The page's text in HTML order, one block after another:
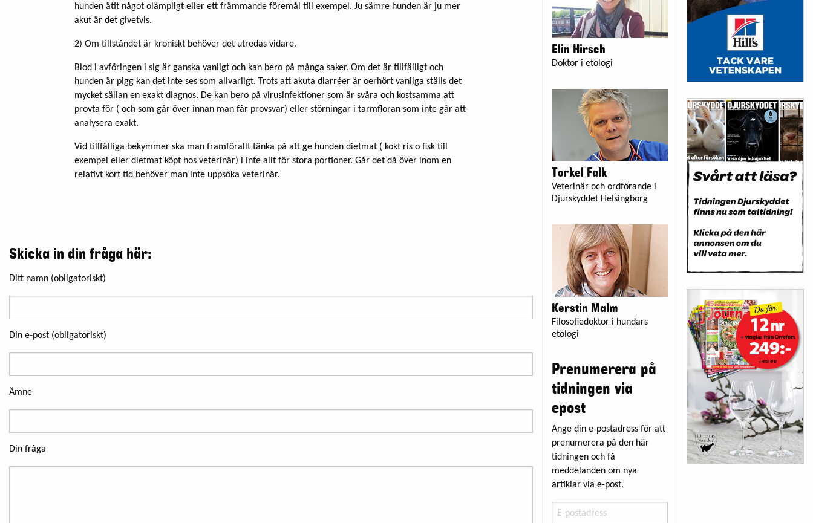
hunden ätit något olämpligt eller ett främmande föremål till exempel. Ju sämre hunden är ju mer
akut är det givetvis.
2) Om tillståndet är kroniskt behöver det utredas vidare.
Blod i avföringen i sig är ganska vanligt och kan bero på många saker. Om det är tillfälligt och
hunden är pigg kan det inte ses som allvarligt. Trots att akuta diarréer är oerhört vanliga ställs det
mycket sällan en exakt diagnos. De kan bero på virusinfektioner som är svåra och kostsamma att
provta för ( och som går över innan man får provsvar) eller störningar i tarmfloran som inte går att
analysera exakt.
Vid tillfälliga bekymmer ska man framförallt tänka på att ge hunden dietmat ( kokt ris o fisk till
exempel eller dietmat köpt hos veterinär) i inte allt för stora portioner. Går det då över inom en
relativt kort tid behöver man inte uppsöka veterinär.
Skicka in din fråga här:
Ditt namn (obligatoriskt)
Din e-post (obligatoriskt)
Ämne
Din fråga
Elin Hirsch
Doktor i etologi
Torkel Falk
Veterinär och ordförande i
Djurskyddet Helsingborg
Kerstin Malm
Filosofiedoktor i hundars
etologi
Prenumerera på
tidningen via
epost
Ange din e-postadress för att
prenumerera på den här
tidningen och få
meddelanden om nya
artiklar via e-post.